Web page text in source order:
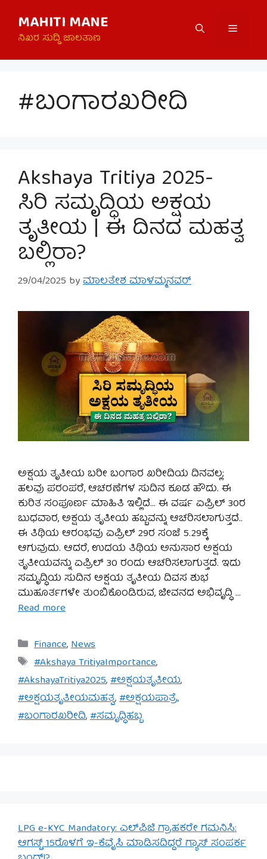
content
MAHITI MANE
ನಿಖರ ಸುದ್ದಿ ಜಾಲತಾಣ
Menu
#ಬಂಗಾರಖರೀದಿ
Akshaya Tritiya 2025-
ಸಿರಿ ಸಮೃದ್ಧಿಯ ಅಕ್ಷಯ
ತೃತೀಯ | ಈ ದಿನದ ಮಹತ್ವ
ಬಲ್ಲಿರಾ?
29/04/2025 byಮಾಲತೇಶ ಮಾಳಮ್ಮನವರ್
ಅಕ್ಷಯ ತೃತೀಯ ಬರೀ ಬಂಗಾರ ಖರೀದಿಯ ದಿನವಲ್ಲ;
ಹಲವು ಪರಂಪರೆ, ಆಚರಣೆಗಳ ಸುದಿನ ಕೂಡ ಹೌದು. ಈ
ಕುರಿತ ಸಂಪೂರ್ಣ ಮಾಹಿತಿ ಇಲ್ಲಿದೆ… ಈ ವರ್ಷ ಏಪ್ರಿಲ್ 30ರ
ಬುಧವಾರ, ಅಕ್ಷಯ ತೃತೀಯ ಹಬ್ಬವನ್ನು ಆಚರಿಸಲಾಗುತ್ತದೆ..
ಈ ತಿಥಿಯ ಆರಂಭವು ಏಪ್ರಿಲ್ 29ರ ಸಂಜೆ 5.29ಕ್ಕೆ
ಆಗುವುದು. ಆದರೆ, ಉದಯ ತಿಥಿಯ ಅನುಸಾರ ಅಕ್ಷಯ
ತೃತೀಯವನ್ನು ಏಪ್ರಿಲ್ 30 ರಂದು ಆಚರಿಸಲಾಗುತ್ತದೆ. ಇದು
ಸಮೃದ್ಧಿಯ ಸುದಿನ ಅಕ್ಷಯ ತೃತೀಯ ದಿವಸ ಶುಭ
ಮುಹೂರ್ತಗಳೇ ತುಂಬಿಕೊಂಡಿರುವ, ಜೀವನದ ಅಭಿವೃದ್ಧಿ …
Read more
Categories
Finance,News
Tags
#Akshaya TritiyaImportance,
#AkshayaTritiya2025,#ಅಕ್ಷಯತೃತೀಯ,
#ಅಕ್ಷಯತೃತೀಯಮಹತ್ವ,#ಅಕ್ಷಯಪಾತ್ರೆ,
#ಬಂಗಾರಖರೀದಿ,#ಸಮೃದ್ಧಿಹಬ್ಬ
LPG e-KYC Mandatory: ಎಲ್‌ಪಿಜಿ ಗ್ರಾಹಕರೇ ಗಮನಿಸಿ:
ಆಗಸ್ಟ್ 15ರೊಳಗೆ ಇ-ಕೆವೈಸಿ ಮಾಡಿಸದಿದ್ದರೆ ಗ್ಯಾಸ್ ಸಂಪರ್ಕ